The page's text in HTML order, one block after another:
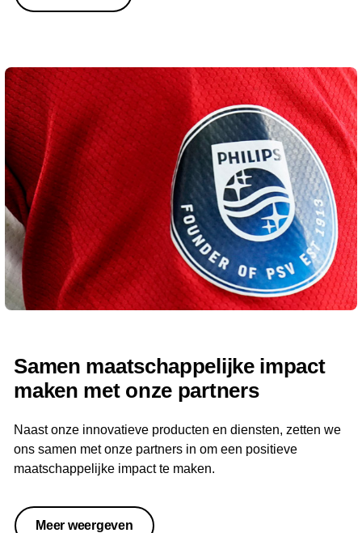
Samen maatschappelijke impact
maken met onze partners
Naast onze innovatieve producten en diensten, zetten we
ons samen met onze partners in om een positieve
maatschappelijke impact te maken.
Meer weergeven